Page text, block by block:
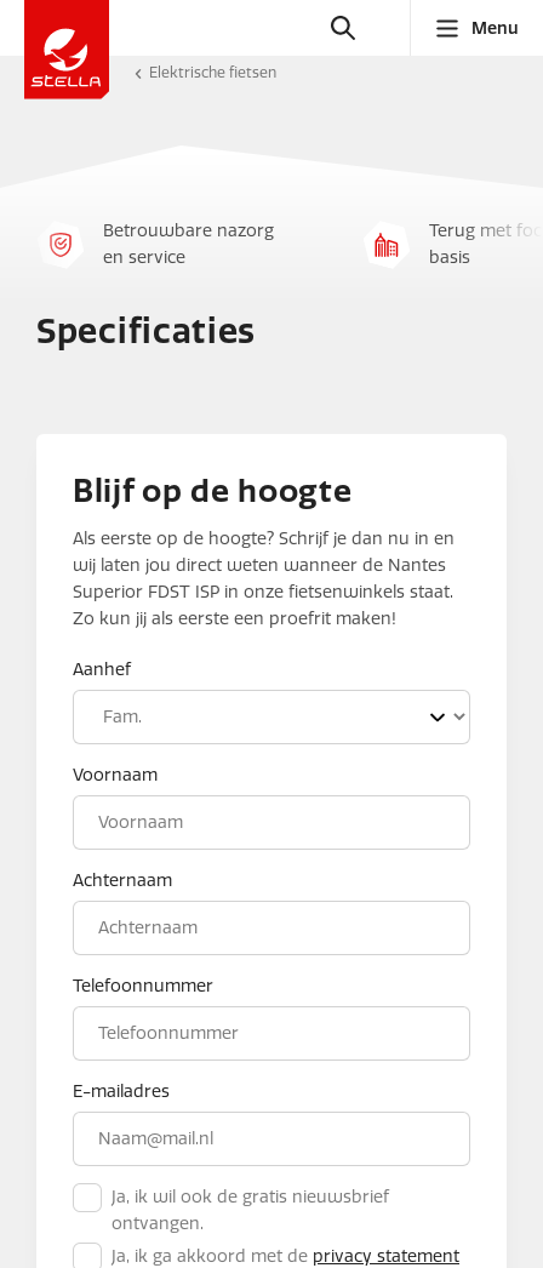
Menu
Elektrische fietsen
Betrouwbare nazorg
en service
Terug met
basis
Specificaties
Blijf op de hoogte
Als eerste op de hoogte? Schrijf je dan nu in en
wij laten jou direct weten wanneer de Nantes
Superior FDST ISP in onze fietsenwinkels staat.
Zo kun jij als eerste een proefrit maken!
Aanhef
Voornaam
Achternaam
Telefoonnummer
E-mailadres
Ja, ik wil ook de gratis nieuwsbrief
ontvangen.
Ja, ik ga akkoord met de privacy statement